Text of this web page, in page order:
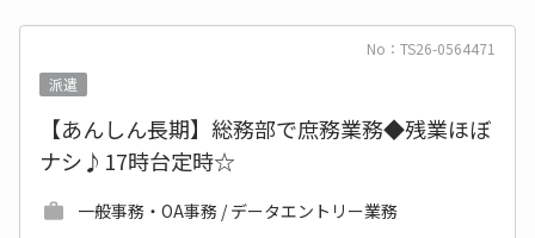
No：TS26-0564471
派遣
【あんしん長期】総務部で庶務業務◆残業ほぼ
ナシ♪17時台定時☆
一般事務・OA事務 / データエントリー業務